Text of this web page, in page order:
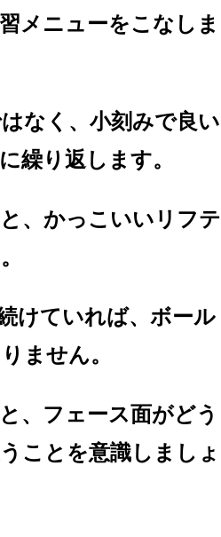
メニューをこなしま
なく、小刻みで良い
繰り返します。
、かっこいいリフテ
けていれば、ボール
ません。
、フェース面がどう
ことを意識しましょ